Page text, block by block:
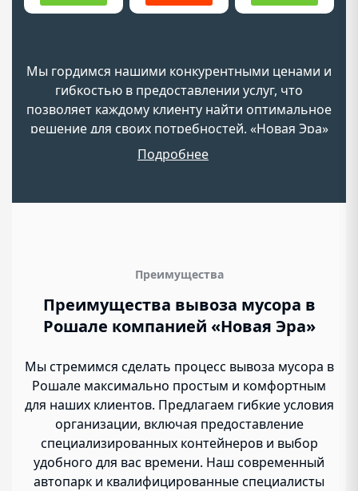
Мы гордимся нашими конкурентными ценами и
гибкостью в предоставлении услуг, что
позволяет каждому клиенту найти оптимальное
решение для своих потребностей. «Новая Эра»
ставит задачу сделать процесс вывоза мусора
максимально простым и удобным для жителей и
гибким тарифам и индивидуальному подходу,
для вас.
Подробнее
Преимущества
Преимущества вывоза мусора в
Рошале компанией «Новая Эра»
Мы стремимся сделать процесс вывоза мусора в
Рошале максимально простым и комфортным
для наших клиентов. Предлагаем гибкие условия
организации, включая предоставление
специализированных контейнеров и выбор
удобного для вас времени. Наш современный
автопарк и квалифицированные специалисты